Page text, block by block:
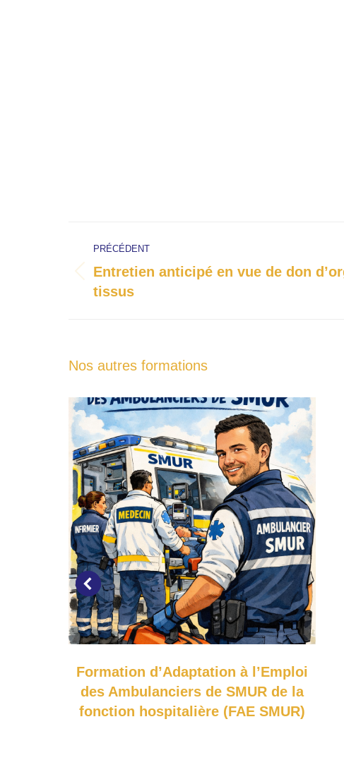
commentaire
PRÉCÉDENT
Onglet
précédent
Entretien anticipé en vue de don
tissus
Nos autres formations
Formation d’Adaptation à l’Emploi
des Ambulanciers de SMUR de la
fonction hospitalière (FAE SMUR)